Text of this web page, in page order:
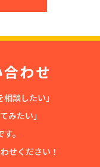
わせ
談したい」
みたい」
。
せください！